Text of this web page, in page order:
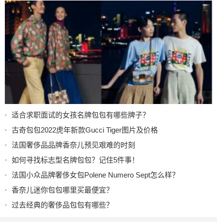
适合求职面试的女孩名牌包包有哪些牌子？
古奇包包2022虎年新款Gucci Tiger图片及价格
法国奢侈品品牌香奈儿预见艰难的时刻
如何寻找标志型名牌包包？记住5件事！
法国小众品牌奢侈女包Polene Numero Sept怎么样？
香奈儿迷你包包哪里买最便宜？
过去经典的奢侈品包包有哪些？